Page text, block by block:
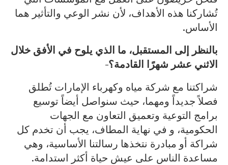
تُشاركنا هذه الأهداف، لأن نشر الوعي والتأثير هما
الأساس.
بالنظر إلى المستقبل، ما الذي يلوح في الأفق خلال
الاثني عشر شهرًا القادمة؟-
شراكتنا مع شركة مياه وكهرباء الإمارات تُطلق
فصلاً جديداً ومهما، حيث سنواصل أيضاً توسيع
برامج التوعية وتعميق التعاون مع الجهات
الحكومية، و في نهاية المطاف، يجب أن تخدم كل
شراكة أو مبادرة نتخذها رسالتنا الأساسية، وهي
مساعدة الناس على عيش حياة أكثر استدامة.